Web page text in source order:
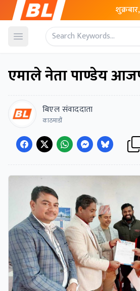
Open menu
एमाले नेता पाण्डेय
बिएल संवाददाता
काठमाडौं